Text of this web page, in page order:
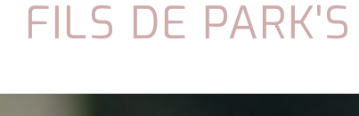
SkipFILS DE PARK'S